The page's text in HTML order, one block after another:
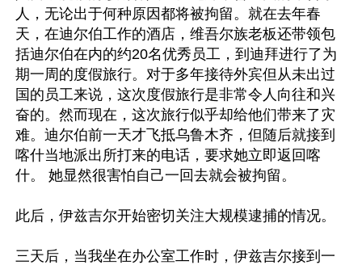
人，无论出于何种原因都将被拘留。就在去年春
天，在迪尔伯工作的酒店，维吾尔族老板还带领包
括迪尔伯在内的约20名优秀员工，到迪拜进行了为
期一周的度假旅行。对于多年接待外宾但从未出过
国的员工来说，这次度假旅行是非常令人向往和兴
奋的。然而现在，这次旅行似乎却给他们带来了灾
难。迪尔伯前一天才飞抵乌鲁木齐，但随后就接到
喀什当地派出所打来的电话，要求她立即返回喀
什。 她显然很害怕自己一回去就会被拘留。
此后，伊兹吉尔开始密切关注大规模逮捕的情况。
三天后，当我坐在办公室工作时，伊兹吉尔接到一